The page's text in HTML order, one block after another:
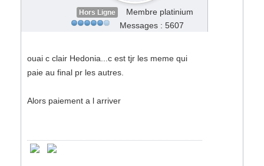
Hors Ligne
Membre platinium
Messages : 5607
ouai c clair Hedonia...c est tjr les meme qui
paie au final pr les autres.
Alors paiement a l arriver